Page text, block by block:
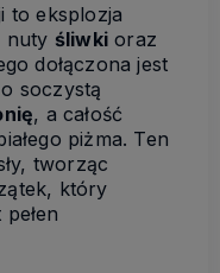
to eksplozja
nuty śliwki oraz
dołączona jest
soczystą
, a całość
piżma. Ten
tworząc
który